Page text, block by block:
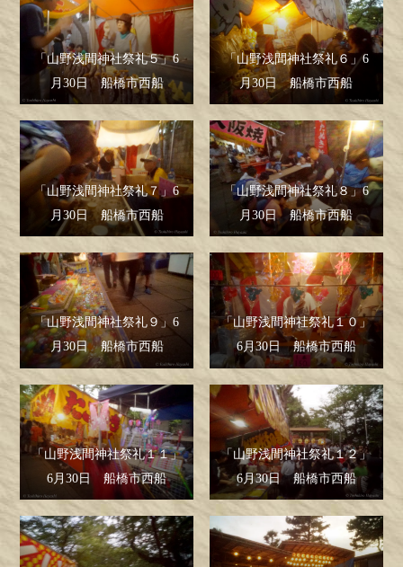
「山野浅間神社祭礼５」6
月30日 船橋市西船
「山野浅間神社祭礼６」6
月30日 船橋市西船
「山野浅間神社祭礼７」6
月30日 船橋市西船
「山野浅間神社祭礼８」6
月30日 船橋市西船
「山野浅間神社祭礼９」6
月30日 船橋市西船
「山野浅間神社祭礼１０」
6月30日 船橋市西船
「山野浅間神社祭礼１１」
6月30日 船橋市西船
「山野浅間神社祭礼１２」
6月30日 船橋市西船